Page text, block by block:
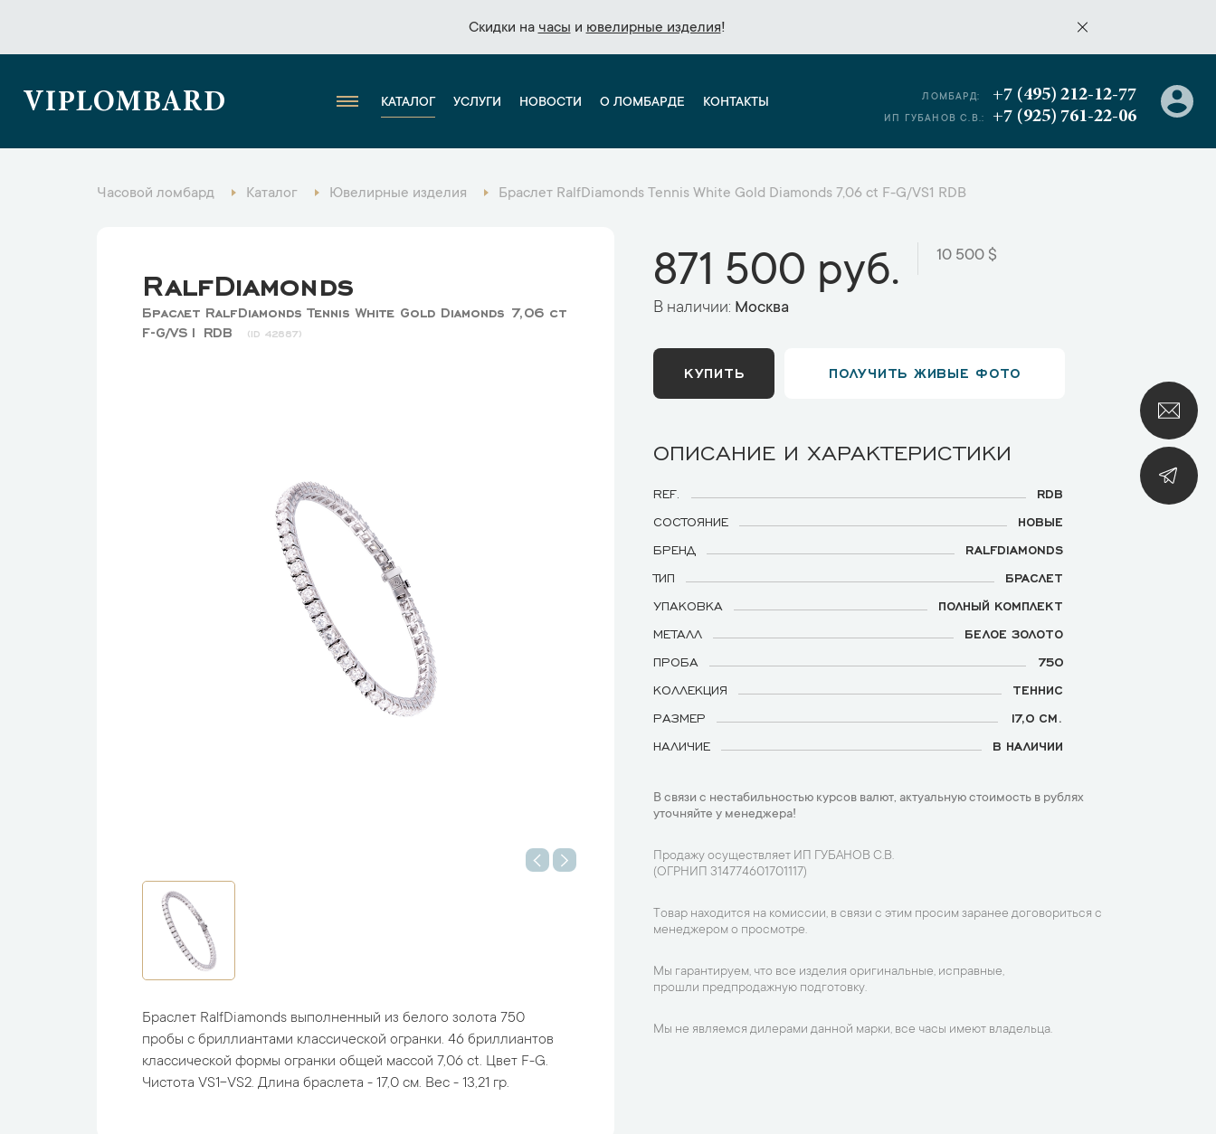
Скидки на часы и ювелирные изделия!
Скидки на часы и ювелирные изделия!
VIPLOMBARD КАТАЛОГ УСЛУГИ НОВОСТИ О ЛОМБАРДЕ КОНТАКТЫ ЛОМБАРД: +7 (495) 212-12-77
ИП ГУБАНОВ С.В.: +7 (925) 761-22-06
Часовой ломбард Каталог Ювелирные изделия Браслет RalfDiamonds Tennis White Gold Diamonds 7,06 ct F-G/VS1 RDB
RalfDiamonds
Браслет RalfDiamonds Tennis White Gold Diamonds 7,06 ct
F-G/VS1 RDB
42887
Браслет RalfDiamonds выполненный из белого золота 750
пробы с бриллиантами классической огранки. 46 бриллиантов
классической формы огранки общей массой 7,06 ct. Цвет F-G.
Чистота VS1-VS2. Длина браслета - 17,0 см. Вес - 13,21 гр.
871 500 руб. 10 500 $
В наличии: Москва
КУПИТЬ ПОЛУЧИТЬ ЖИВЫЕ ФОТО
ОПИСАНИЕ И ХАРАКТЕРИСТИКИ
REF.
RDB
СОСТОЯНИЕ
НОВЫЕ
БРЕНД
RALFDIAMONDS
ТИП
БРАСЛЕТ
УПАКОВКА
ПОЛНЫЙ КОМПЛЕКТ
МЕТАЛЛ
БЕЛОЕ ЗОЛОТО
ПРОБА
750
КОЛЛЕКЦИЯ
ТЕННИС
РАЗМЕР
17,0 СМ.
НАЛИЧИЕ
В НАЛИЧИИ
В связи с нестабильностью курсов валют, актуальную стоимость в рублях
уточняйте у менеджера!
Продажу осуществляет ИП ГУБАНОВ С.В.
(ОГРНИП 314774601701117)
Товар находится на комиссии, в связи с этим просим заранее договориться с
менеджером о просмотре.
Мы гарантируем, что все изделия оригинальные, исправные,
прошли предпродажную подготовку.
Мы не являемся дилерами данной марки, все часы имеют владельца.